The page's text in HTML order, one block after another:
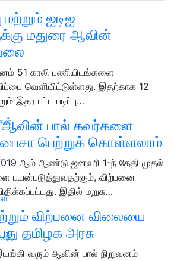
ஐடிஐ
மதுரை ஆவின்
51 காலி பணியிடங்களை
வெளியிட்டுள்ளது. இதற்காக 12
இதர பட்ட படிப்பு…
ஆவின் பால் கவர்களை
பெற்றுக் கொள்ளலாம்
ஆம் ஆண்டு ஜனவரி 1-ந் தேதி முதல்
பயன்படுத்துவதற்கும், விற்பனை
இதில் மறுசு…
விற்பனை விலையை
தமிழக அரசு
வரும் ஆவின் பால் நிறுவனம்